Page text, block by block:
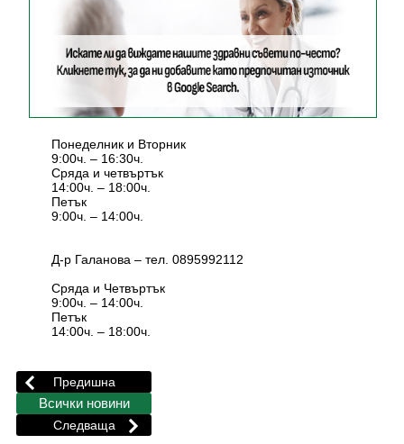
Понеделник и Вторник
9:00ч. – 16:30ч.
Сряда и четвъртък
14:00ч. – 18:00ч.
Петък
9:00ч. – 14:00ч.
Д-р Галанова – тел. 0895992112
Сряда и Четвъртък
9:00ч. – 14:00ч.
Петък
14:00ч. – 18:00ч.